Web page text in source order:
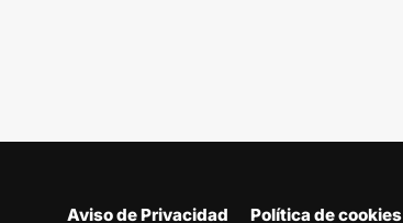
Aviso de Privacidad Política de cookies